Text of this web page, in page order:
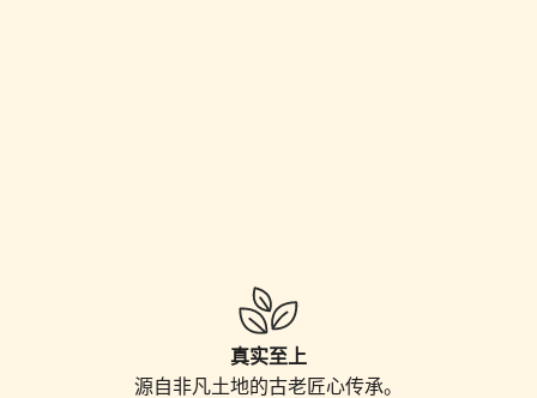
真实至上
源自非凡土地的古老匠心传承。